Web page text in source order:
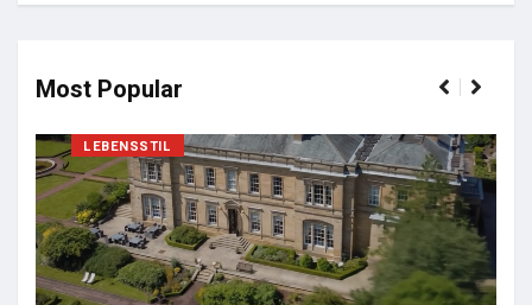
Most Popular
LEBENSSTIL